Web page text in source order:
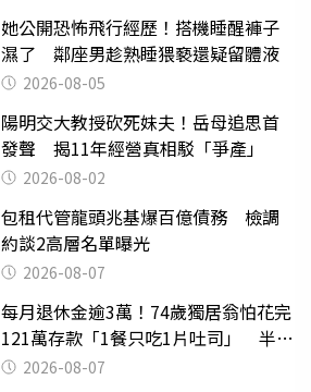
她公開恐怖飛行經歷！搭機睡醒褲子
濕了 鄰座男趁熟睡猥褻還疑留體液
2026-08-05
陽明交大教授砍死妹夫！岳母追思首
發聲 揭11年經營真相駁「爭產」
2026-08-02
包租代管龍頭兆基爆百億債務 檢調
約談2高層名單曝光
2026-08-07
每月退休金逾3萬！74歲獨居翁怕花完
121萬存款「1餐只吃1片吐司」 半年
後暴瘦嚇壞女兒
2026-08-07